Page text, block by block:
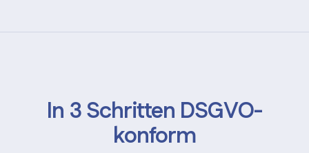
In 3 Schritten DSGVO-
konform